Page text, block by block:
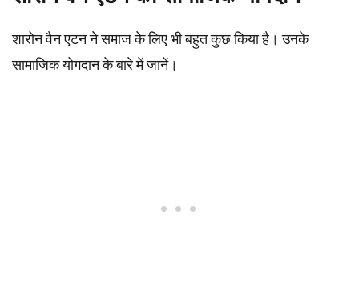
शारोन वैन एटन ने समाज के लिए भी बहुत कुछ किया है। उनके
सामाजिक योगदान के बारे में जानें।